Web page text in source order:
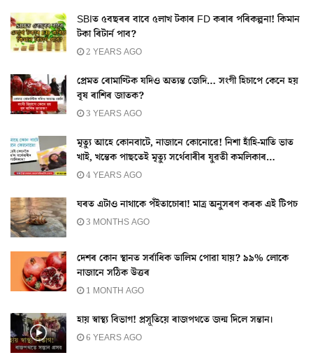
SBIত ৫বছৰৰ বাবে ৫লাখ টকাৰ FD কৰাৰ পৰিকল্পনা! কিমান
টকা ৰিটাৰ্ন পাব?
2 YEARS AGO
প্ৰেমত ৰোমাণ্টিক যদিও অত্যন্ত জেদি… সংগী হিচাপে কেনে হয়
বৃষ ৰাশিৰ জাতক?
3 YEARS AGO
মৃত্যু আহে কোনবাটে, নাজানে কোনোৱে! নিশা হাঁহি-মাতি ভাত
খাই, খন্তেক পাছতেই মৃত্যু সৰ্থেবাৰীৰ যুৱতী কমলিকাৰ…
4 YEARS AGO
ঘৰত এটাও নাথাকে পঁইতাচোৰা! মাত্ৰ অনুসৰণ কৰক এই টিপচ
3 MONTHS AGO
দেশৰ কোন স্থানত সৰ্বাধিক ডালিম পোৱা যায়? ৯৯% লোকে
নাজানে সঠিক উত্তৰ
1 MONTH AGO
হায় স্বাস্থ্য বিভাগ! প্ৰসূতিয়ে ৰাজপথতে জন্ম দিলে সন্তান।
6 YEARS AGO